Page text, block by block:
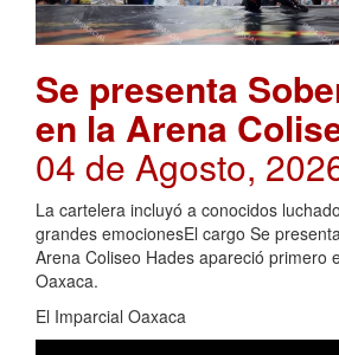
Se presenta
en la Arena
04 de Agosto,
La cartelera incluyó a conocidos
grandes emocionesEl cargo Se
Arena Coliseo Hades apareció primero
Oaxaca.
El Imparcial Oaxaca